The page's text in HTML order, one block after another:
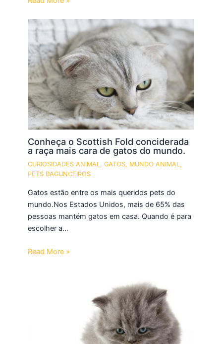
Conheça o Scottish Fold conciderada
a raça mais cara de gatos do mundo.
CURIOSIDADES ANIMAL ,GATOS, MUNDO ANIMAL ,
PETS BAGUNCEIROS
Gatos estão entre os mais queridos pets do
mundo.Nos Estados Unidos, mais de 65% das
pessoas mantém gatos em casa. Quando é para
escolher a…
Read More »